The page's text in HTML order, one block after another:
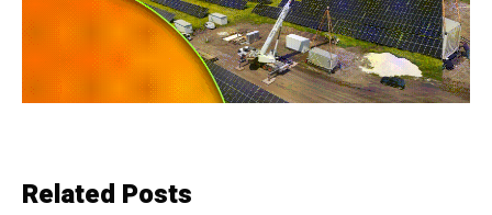
Related Posts